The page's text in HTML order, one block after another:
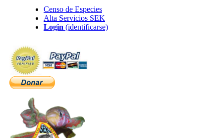
Censo de Especies
Alta Servicios SEK
Login (identificarse)